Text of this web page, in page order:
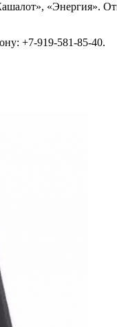
«Энергия».
+7-919-581-85-40.